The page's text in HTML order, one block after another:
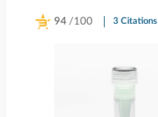
94 /100 3 Citations